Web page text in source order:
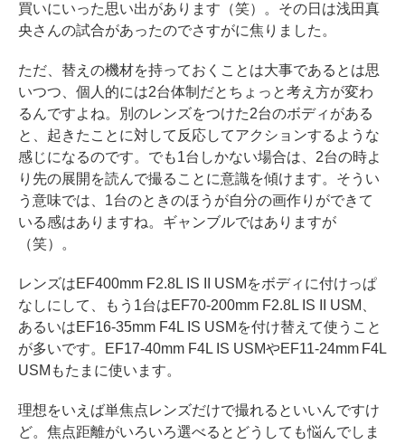
買いにいった思い出があります（笑）。その日は浅田真
央さんの試合があったのでさすがに焦りました。
ただ、替えの機材を持っておくことは大事であるとは思
いつつ、個人的には2台体制だとちょっと考え方が変わ
るんですよね。別のレンズをつけた2台のボディがある
と、起きたことに対して反応してアクションするような
感じになるのです。でも1台しかない場合は、2台の時よ
り先の展開を読んで撮ることに意識を傾けます。そうい
う意味では、1台のときのほうが自分の画作りができて
いる感はありますね。ギャンブルではありますが
（笑）。
レンズはEF400mm F2.8L IS II USMをボディに付けっぱ
なしにして、もう1台はEF70-200mm F2.8L IS II USM、
あるいはEF16-35mm F4L IS USMを付け替えて使うこと
が多いです。EF17-40mm F4L IS USMやEF11-24mm F4L
USMもたまに使います。
理想をいえば単焦点レンズだけで撮れるといいんですけ
ど。焦点距離がいろいろ選べるとどうしても悩んでしま